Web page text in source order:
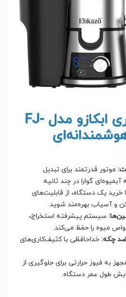
چرا آبمیوه‌گیری ابکازو مدل FJ-
هوشمندانه‌ای
موتور قدرتمند برای تبدیل
گوارا در چند ثانیه.
خرید یک دستگاه، از قابلیت‌های
و آسیاب بهره‌مند شوید.
سیستم پیشرفته استخراج،
میوه را حفظ می‌کند.
چکه: خداحافظی با کثیف‌کاری‌های
به فیوز حرارتی برای جلوگیری از
طول عمر دستگاه.